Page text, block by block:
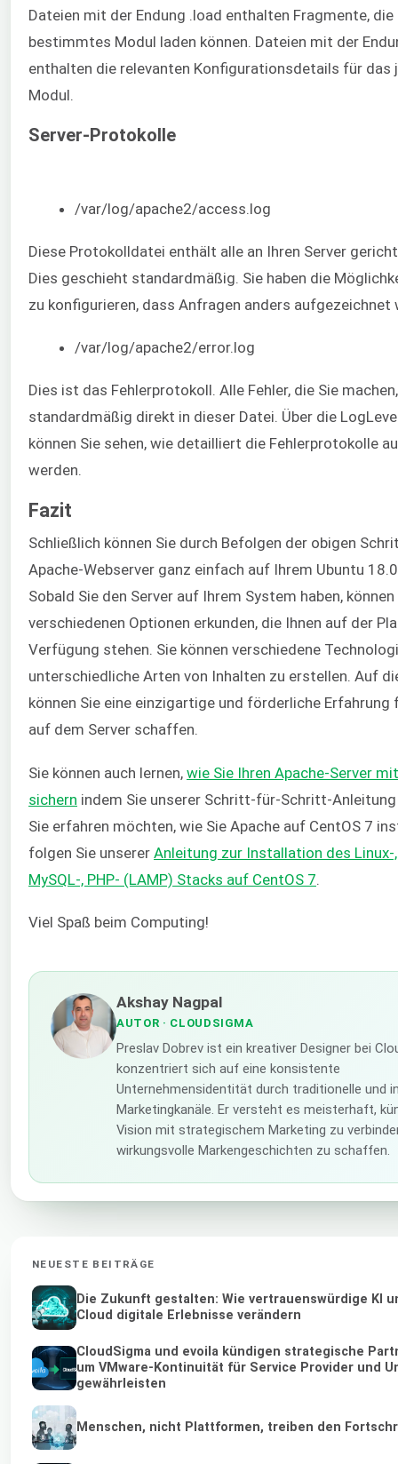
Dateien mit der Endung .load enthalten Fragmente, die
bestimmtes Modul laden können. Dateien mit der
enthalten die relevanten Konfigurationsdetails für das
Modul.
Server-Protokolle
/var/log/apache2/access.log
Diese Protokolldatei enthält alle an Ihren Server
Dies geschieht standardmäßig. Sie haben die
zu konfigurieren, dass Anfragen anders aufgezeichnet
/var/log/apache2/error.log
Dies ist das Fehlerprotokoll. Alle Fehler, die Sie
standardmäßig direkt in dieser Datei. Über die
können Sie sehen, wie detailliert die Fehlerprotokolle
werden.
Fazit
Schließlich können Sie durch Befolgen der obigen
Apache-Webserver ganz einfach auf Ihrem Ubuntu
Sobald Sie den Server auf Ihrem System haben, können
verschiedenen Optionen erkunden, die Ihnen auf der
Verfügung stehen. Sie können verschiedene
unterschiedliche Arten von Inhalten zu erstellen. Auf
können Sie eine einzigartige und förderliche
auf dem Server schaffen.
Sie können auch lernen, wie Sie Ihren Apache-Server
sichern indem Sie unserer Schritt-für-Schritt-
Sie erfahren möchten, wie Sie Apache auf CentOS 7
folgen Sie unserer Anleitung zur Installation des Linux-
MySQL-, PHP- (LAMP) Stacks auf CentOS 7
Viel Spaß beim Computing!
Akshay Nagpal
AUTOR · CLOUDSIGMA
Preslav Dobrev ist ein kreativer Designer bei
konzentriert sich auf eine konsistente
Unternehmensidentität durch traditionelle und
Marketingkanäle. Er versteht es meisterhaft,
Vision mit strategischem Marketing zu
wirkungsvolle Markengeschichten zu schaffen.
NEUESTE BEITRÄGE
Die Zukunft gestalten: Wie vertrauenswürdige KI
Cloud digitale Erlebnisse verändern
CloudSigma und evoila kündigen strategische
um VMware-Kontinuität für Service Provider und
gewährleisten
Menschen, nicht Plattformen, treiben den